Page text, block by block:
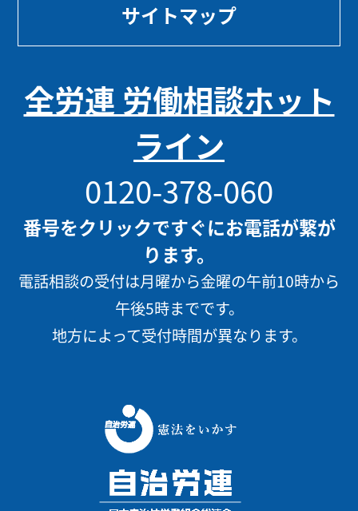
サイトマップ
全労連 労働相談ホット
ライン
0120-378-060
番号をクリックですぐにお電話が繋が
ります。
電話相談の受付は月曜から金曜の午前10時から
午後5時までです。
地方によって受付時間が異なります。